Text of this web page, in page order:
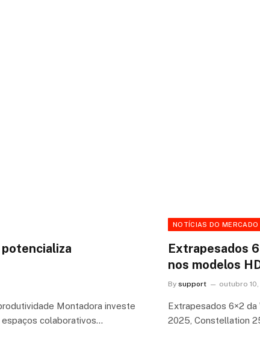
potencializa
Montadora investe
colaborativos…
NOTÍCIAS DO MERCADO
Extrapesados
nos modelos
By support outubro
Extrapesados 6×2
2025, Constellation